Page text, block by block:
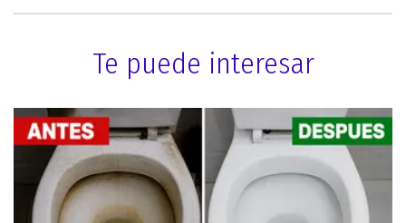
Te puede interesar